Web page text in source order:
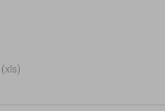
(xls)